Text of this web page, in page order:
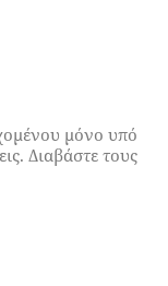
μόνο υπό
Διαβάστε τους